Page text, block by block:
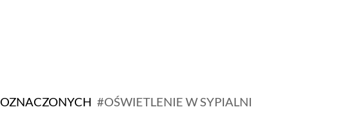
OZNACZONYCH OŚWIETLENIE W SYPIALNI